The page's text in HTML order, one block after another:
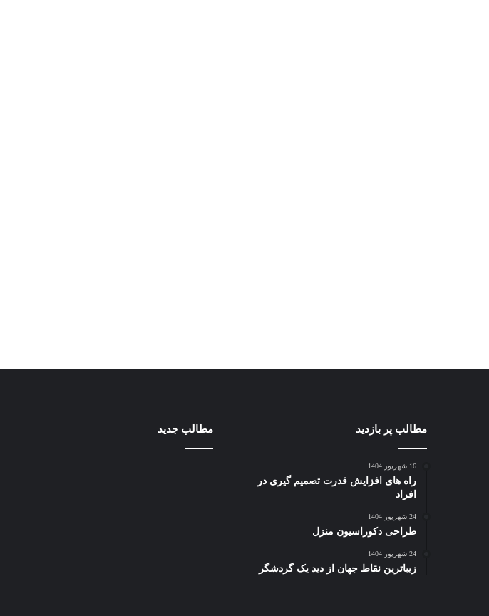
مطالب پر بازدید
16 شهریور 1404
راه های افزایش قدرت تصمیم گیری در
افراد
24 شهریور 1404
طراحی دکوراسیون منزل
24 شهریور 1404
زیباترین نقاط جهان از دید یک گردشگر
مطالب جدید